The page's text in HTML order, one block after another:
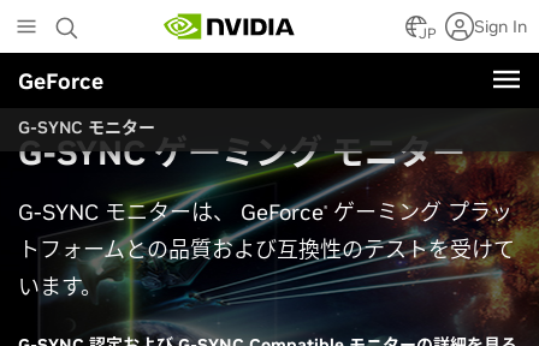
to
main
content
JP Sign In
GeForce
G-SYNC モニター
G-SYNC ゲーミング モニター
G-SYNC モニターは、 GeForce®
ゲーミング プラッ
トフォームとの品質および互換性のテストを受けて
います。